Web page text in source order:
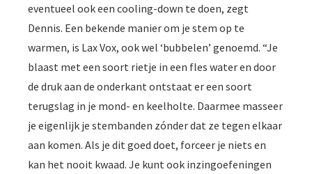
eventueel ook een cooling-down te doen, zegt
Dennis. Een bekende manier om je stem op te
warmen, is Lax Vox, ook wel ‘bubbelen’ genoemd. “Je
blaast met een soort rietje in een fles water en door
de druk aan de onderkant ontstaat er een soort
terugslag in je mond- en keelholte. Daarmee masseer
je eigenlijk je stembanden zónder dat ze tegen elkaar
aan komen. Als je dit goed doet, forceer je niets en
kan het nooit kwaad. Je kunt ook inzingoefeningen